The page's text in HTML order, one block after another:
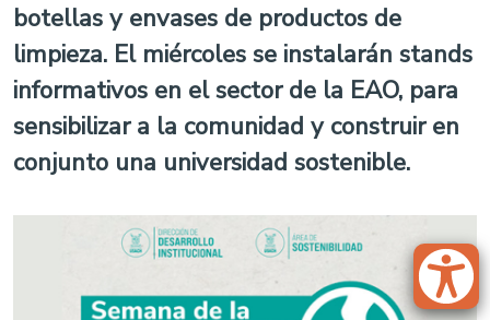
botellas y envases de productos de
limpieza. El miércoles se instalarán stands
informativos en el sector de la EAO, para
sensibilizar a la comunidad y construir en
conjunto una universidad sostenible.